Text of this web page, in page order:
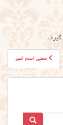
گیرد.
معنی اسم امیر